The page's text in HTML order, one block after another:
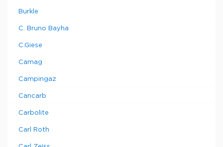
Burkle
C. Bruno Bayha
C.Giese
Camag
Campingaz
Cancarb
Carbolite
Carl Roth